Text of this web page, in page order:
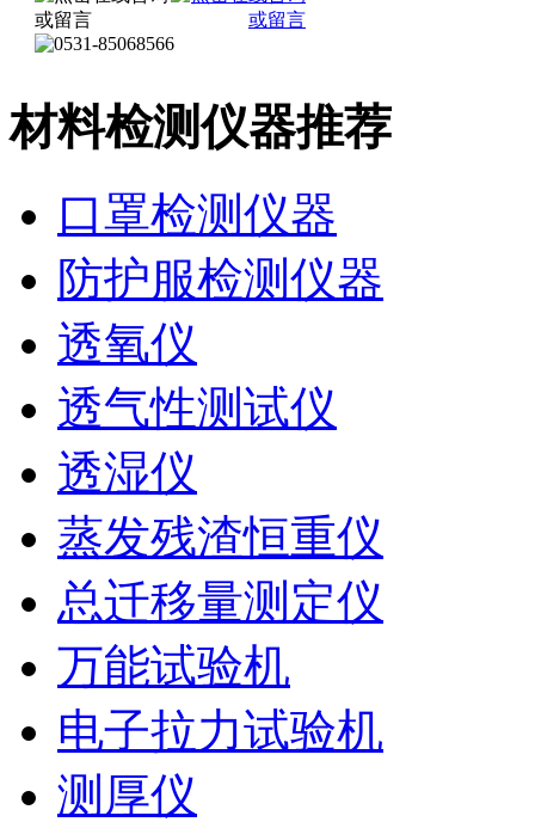
材料检测仪器推荐
口罩检测仪器
防护服检测仪器
透氧仪
透气性测试仪
透湿仪
蒸发残渣恒重仪
总迁移量测定仪
万能试验机
电子拉力试验机
测厚仪